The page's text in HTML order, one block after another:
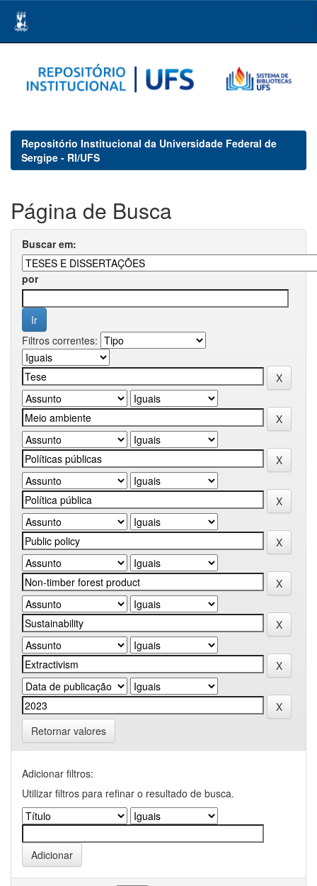
navigation
Repositório Institucional da Universidade Federal de
Sergipe - RI/UFS
Página de Busca
Buscar em:
por
Filtros correntes:
Retornar valores
Adicionar filtros:
Utilizar filtros para refinar o resultado de busca.